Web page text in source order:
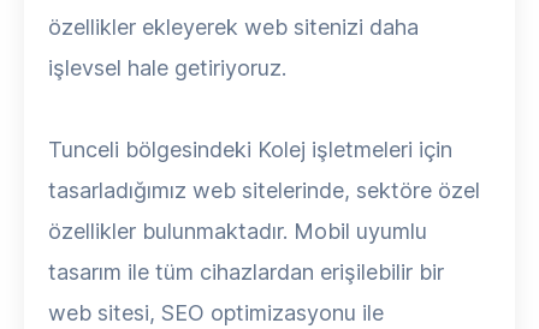
özellikler ekleyerek web sitenizi daha
işlevsel hale getiriyoruz.
Tunceli bölgesindeki Kolej işletmeleri için
tasarladığımız web sitelerinde, sektöre özel
özellikler bulunmaktadır. Mobil uyumlu
tasarım ile tüm cihazlardan erişilebilir bir
web sitesi, SEO optimizasyonu ile